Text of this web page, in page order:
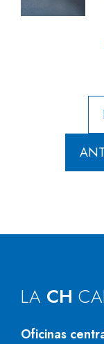
LA CH
Oficinas